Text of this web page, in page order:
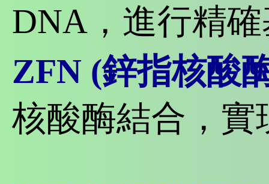
DNA，進行精
ZFN (鋅指核酸
核酸酶結合，